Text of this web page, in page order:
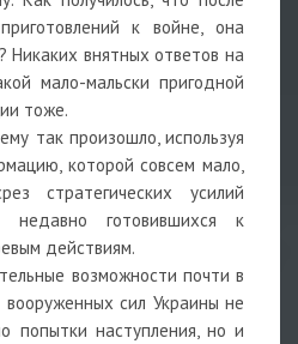
к войне, она
Никаких внятных ответов на
мало-мальски пригодной
тоже.
так произошло, используя
которой совсем мало,
стратегических усилий
готовившихся к
действиям.
возможности почти в
вооруженных сил Украины не
попытки наступления, но и